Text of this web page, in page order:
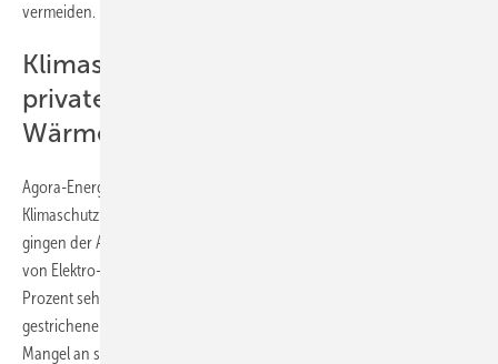
vermeiden.
Klimaschutzinvestitionen für
privaten Verkehr, aber auch für
Wärmeversorgung gehen zurück
Agora-Energiewende verweist auch auf einen auffälligen Stillstand bei
Klimaschutzinvestitionen außerhalb des direkten Energiesektors. So
gingen der Absatz von Wärmepumpen und auch die Neuzulassungen
von Elektro-Pkw im Jahresvergleich um 44 beziehungsweise 26
Prozent sehr deutlich zurück, sicherlich aufgrund plötzlich
gestrichener staatlicher Förderungen. „Ein zentraler Grund für den
Mangel an strukturellem Klimaschutz in den Sektoren Industrie,